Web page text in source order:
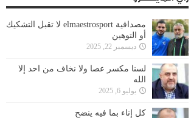
مصداقية elmaestrosport لا تقبل التشكيك
أو التوهين
ديسمبر 22, 2025
لسنا مكسر عصا ولا نخاف من احد إلا
الله
يوليو 6, 2025
كل إناء بما فيه ينضح